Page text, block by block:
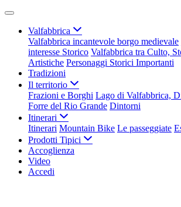
Valfabbrica
Valfabbrica incantevole borgo medievale
interesse Storico Valfabbrica tra Culto,
Artistiche Personaggi Storici Importanti
Tradizioni
Il territorio
Frazioni e Borghi Lago di Valfabbrica,
Forre del Rio Grande Dintorni
Itinerari
Itinerari Mountain Bike Le passeggiate
Prodotti Tipici
Accoglienza
Video
Accedi